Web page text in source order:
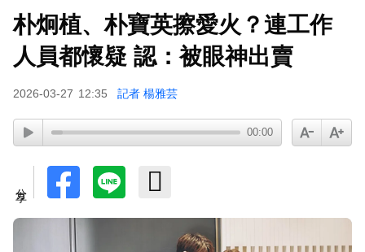
下載東森App，隨時掌握天下大小事！
人無奈回應
朴炯植、朴寶英擦愛火？連工作
人員都懷疑 認：被眼神出賣
2026-03-27 12:35 記者 楊雅芸
00:00